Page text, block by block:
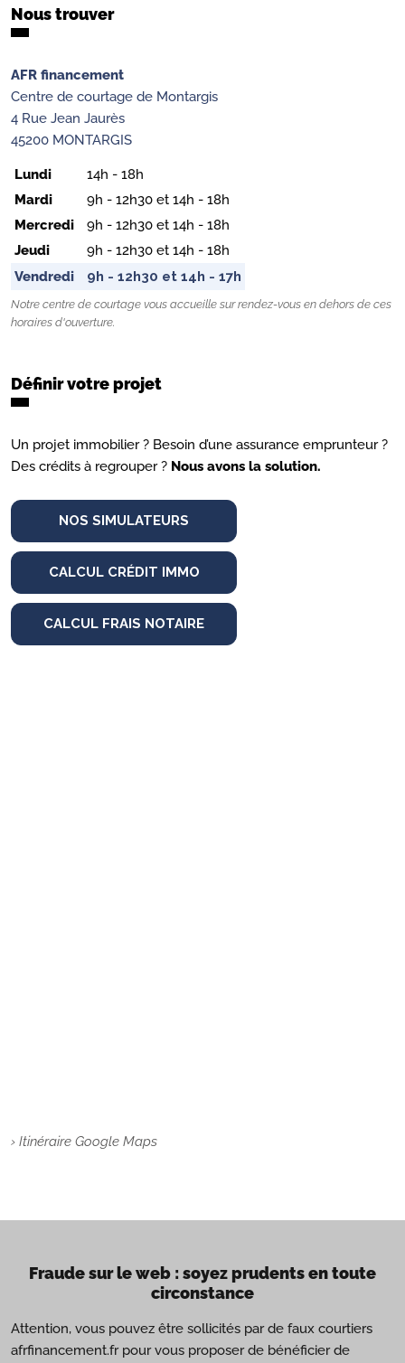
Nous trouver
AFR financement
Centre de courtage de Montargis
4 Rue Jean Jaurès
45200 MONTARGIS
Lundi
14h - 18h
Mardi
9h - 12h30 et 14h - 18h
Mercredi
9h - 12h30 et 14h - 18h
Jeudi
9h - 12h30 et 14h - 18h
Vendredi
9h - 12h30 et 14h - 17h
Notre centre de courtage vous accueille sur rendez-vous en dehors de ces
horaires d'ouverture.
Définir votre projet
Un projet immobilier ? Besoin d’une assurance emprunteur ?
Des crédits à regrouper ? Nous avons la solution.
NOS SIMULATEURS
CALCUL CRÉDIT IMMO
CALCUL FRAIS NOTAIRE
› Itinéraire Google Maps
Fraude sur le web : soyez prudents en toute
circonstance
Attention, vous pouvez être sollicités par de faux courtiers
afrfinancement.fr pour vous proposer de bénéficier de